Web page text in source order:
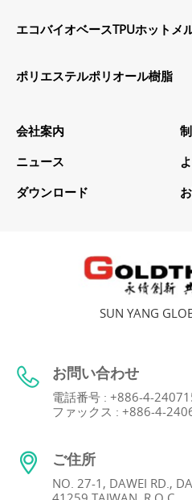
エコバイオベースTPUホットメ
ポリエステルポリオール樹脂
会社案内
ニュース
ダウンロード
SUN YANG
お問い合わせ
電話番号 : +886-4-
ファックス : +886-4-
ご住所
NO. 27-1, DAWEI RD.,